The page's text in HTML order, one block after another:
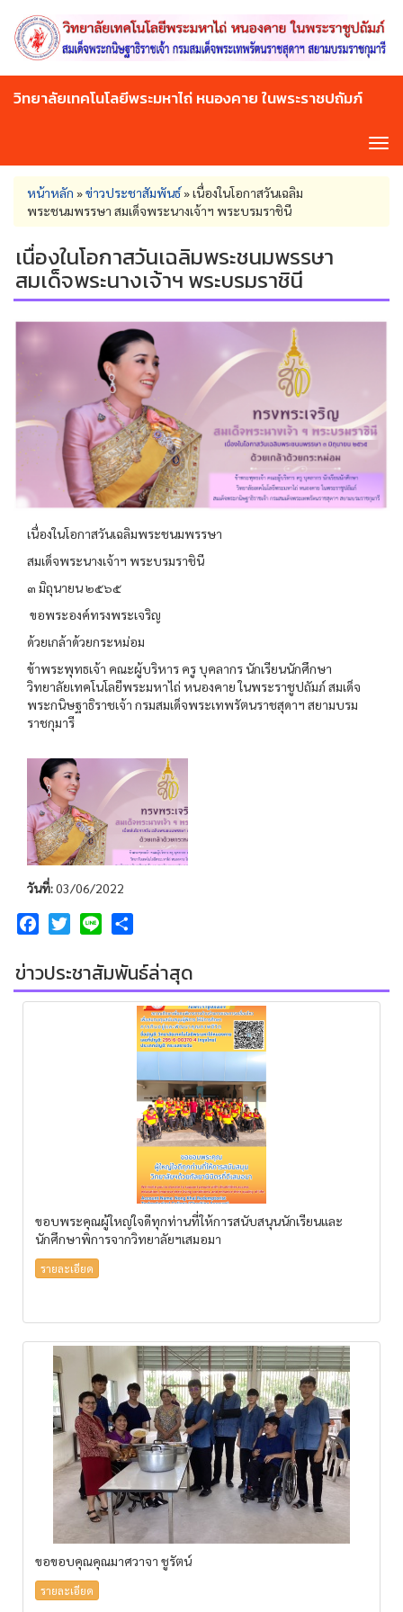
main
content
วิทยาลัยเทคโนโลยีพระมหาไถ่ หนองคาย ในพระราชปถัมภ์
You
are
here
หน้าหลัก »ข่าวประชาสัมพันธ์»เนื่องในโอกาสวันเฉลิม
พระชนมพรรษา สมเด็จพระนางเจ้าฯ พระบรมราชินี
เนื่องในโอกาสวันเฉลิมพระชนมพรรษา
สมเด็จพระนางเจ้าฯ พระบรมราชินี
เนื่องในโอกาสวันเฉลิมพระชนมพรรษา
สมเด็จพระนางเจ้าฯ พระบรมราชินี
๓ มิถุนายน ๒๕๖๕
ขอพระองค์ทรงพระเจริญ
ด้วยเกล้าด้วยกระหม่อม
ข้าพระพุทธเจ้า คณะผู้บริหาร ครู บุคลากร นักเรียนนักศึกษา
วิทยาลัยเทคโนโลยีพระมหาไถ่ หนองคาย ในพระราชูปถัมภ์ สมเด็จ
พระกนิษฐาธิราชเจ้า กรมสมเด็จพระเทพรัตนราชสุดาฯ สยามบรม
ราชกุมารี
วันที่:03/06/2022
FacebookTwitterLine
ข่าวประชาสัมพันธ์ล่าสุด
ขอบพระคุณผู้ใหญ่ใจดีทุกท่านที่ให้การสนับสนุนนักเรียนและ
นักศึกษาพิการจากวิทยาลัยฯเสมอมา
รายละเอียด
ขอขอบคุณคุณมาศวาจา ชูรัตน์
รายละเอียด